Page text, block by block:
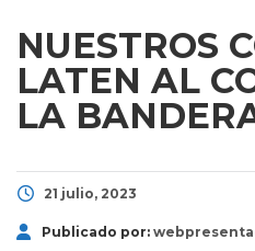
NUESTROS
LATEN AL
LA
21 julio, 2023
Publicado por: